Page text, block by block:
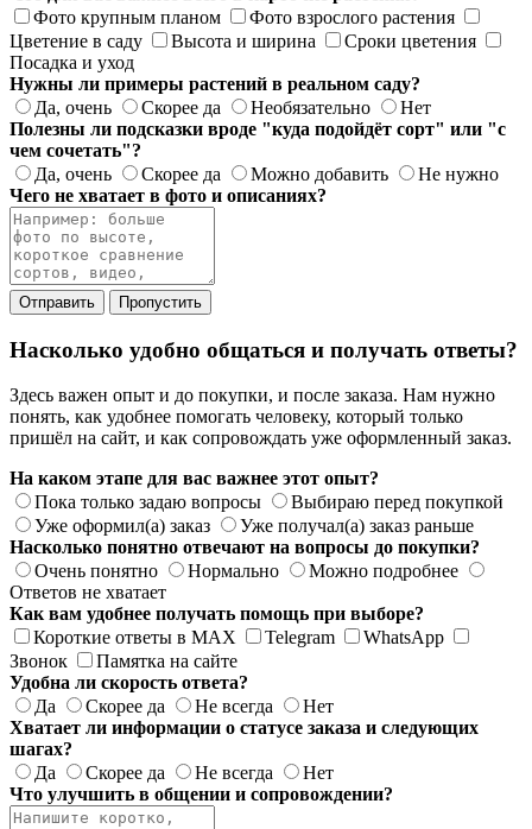
Фото крупным планом
Фото взрослого растения
Цветение в саду
Высота и ширина
Сроки цветения
Посадка и уход
Нужны ли примеры растений в реальном саду?
Да, очень
Скорее да Необязательно
Нет
Полезны ли подсказки вроде "куда подойдёт сорт" или "с
чем сочетать"?
Да, очень
Скорее да Можно добавить
Не нужно
Чего не хватает в фото и описаниях?
Отправить Пропустить
Насколько удобно общаться и получать ответы?
Здесь важен опыт и до покупки, и после заказа. Нам нужно
понять, как удобнее помогать человеку, который только
пришёл на сайт, и как сопровождать уже оформленный заказ.
На каком этапе для вас важнее этот опыт?
Пока только задаю вопросы
Выбираю перед покупкой
Уже оформил(а) заказ
Уже получал(а) заказ раньше
Насколько понятно отвечают на вопросы до покупки?
Очень понятно
Нормально
Можно подробнее
Ответов не хватает
Как вам удобнее получать помощь при выборе?
Короткие ответы в MAX
Telegram
WhatsApp
Звонок
Памятка на сайте
Удобна ли скорость ответа?
Да
Скорее да Не всегда
Нет
Хватает ли информации о статусе заказа и следующих
шагах?
Да
Скорее да Не всегда
Нет
Что улучшить в общении и сопровождении?